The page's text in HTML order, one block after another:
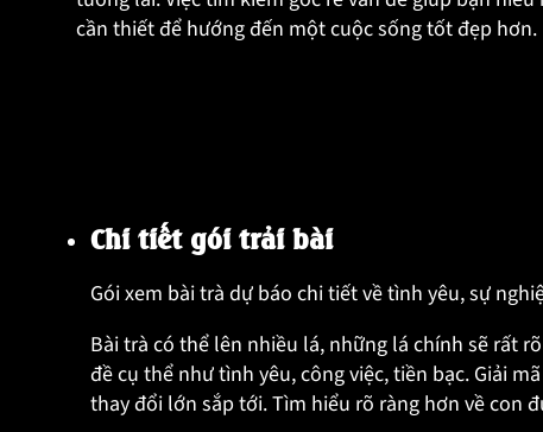
cần thiết để hướng đến một cuộc sống tốt đẹp hơn.
Chi tiết gói trải bài
Gói xem bài trà dự báo chi tiết về tình yêu, sự
Bài trà có thể lên nhiều lá, những lá chính sẽ rất
đề cụ thể như tình yêu, công việc, tiền bạc. Giải
thay đổi lớn sắp tới. Tìm hiểu rõ ràng hơn về con